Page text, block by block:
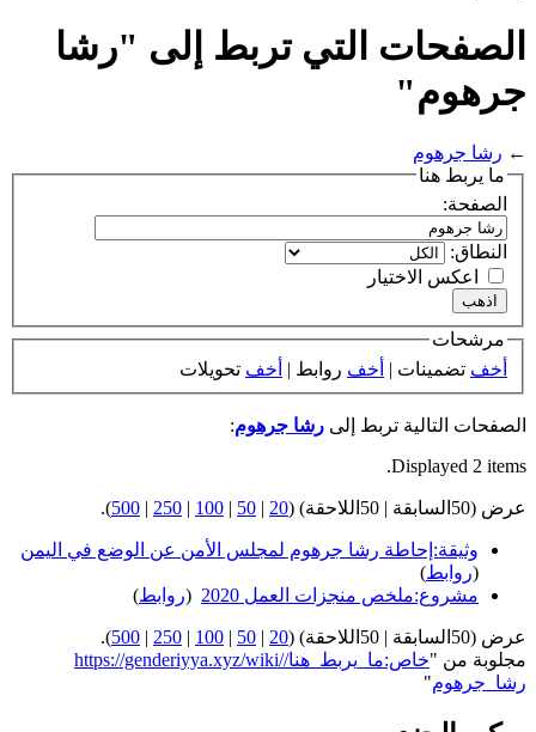
الصفحات التي تربط إلى "رشا
جرهوم"
← رشا جرهوم
ما يربط هنا
الصفحة:
النطاق:
اعكس الاختيار
مرشحات
أخف تضمينات | أخف روابط | أخف تحويلات
الصفحات التالية تربط إلى رشا جرهوم:
Displayed 2 items.
عرض (50السابقة | 50اللاحقة) ( 20
|
50
|
100
|
250
|
500
).
وثيقة:إحاطة رشا جرهوم لمجلس الأمن عن الوضع في اليمن
(روابط)
مشروع:ملخص منجزات العمل 2020
(روابط)
عرض (50السابقة | 50اللاحقة) ( 20
|
50
|
100
|
250
|
500
).
مجلوبة من "
https://genderiyya.xyz/wiki/خاص:ما_يربط_هنا/
رشا_جرهوم"